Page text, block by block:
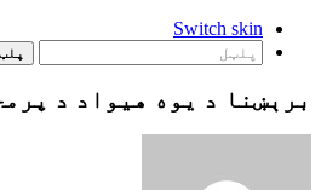
Switch skin
برېښنا د يوه هيواد د